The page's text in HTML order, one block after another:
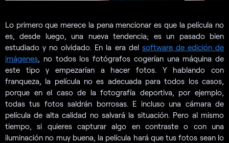
Lo primero que merece la pena mencionar es que la película no
es, desde luego, una nueva tendencia; es un pasado bien
estudiado y no olvidado. En la era del software de edición de
imágenes, no todos los fotógrafos cogerían una máquina de
este tipo y empezarían a hacer fotos. Y hablando con
franqueza, la película no es adecuada para todos los casos,
porque en el caso de la fotografía deportiva, por ejemplo,
todas tus fotos saldrán borrosas. E incluso una cámara de
película de alta calidad no salvará la situación. Pero al mismo
tiempo, si quieres capturar algo en contraste o con una
iluminación no muy buena, la película hará que tus fotos sean lo